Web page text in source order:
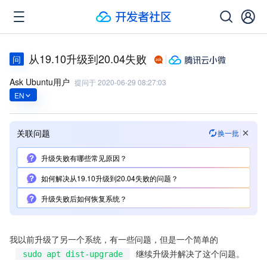
问 从19.10升级到20.04失败
Ask Ubuntu用户 提问于2020-06-29 08:27:03
EN
关联问题 换一批
升级失败有哪些常见原因？
如何解决从19.10升级到20.04失败的问题？
升级失败后如何恢复系统？
我以前升级了另一个系统，有一些问题，但是一个简单的
sudo apt dist-upgrade
继续升级并解决了这个问题。